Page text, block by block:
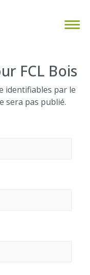
FCL Bois
identifiables par le
sera pas publié.